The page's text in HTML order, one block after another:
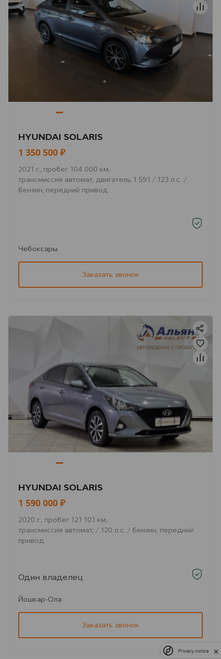
HYUNDAI SOLARIS
1 350 500 ₽
2021 г., пробег 104 000 км,
трансмиссия автомат, двигатель 1 591 / 123 л.с. /
бензин, передний привод
Чебоксары
Заказать звонок
HYUNDAI SOLARIS
1 590 000 ₽
2020 г., пробег 121 101 км,
трансмиссия автомат, / 120 л.с. / бензин, передний
привод
Один владелец
Йошкар-Ола
Заказать звонок
Privacy notice